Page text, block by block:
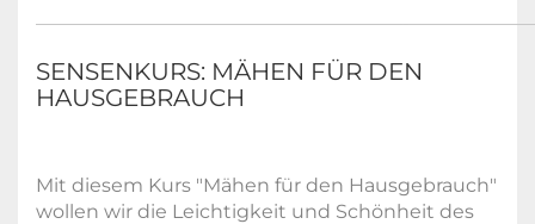
SENSENKURS: MÄHEN FÜR DEN
HAUSGEBRAUCH
Mit diesem Kurs "Mähen für den Hausgebrauch"
wollen wir die Leichtigkeit und Schönheit des